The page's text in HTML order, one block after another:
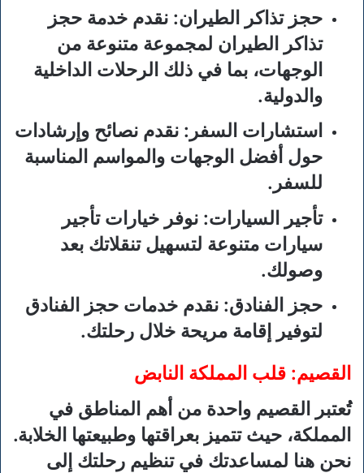
حجز تذاكر الطيران: نقدم خدمة حجز
تذاكر الطيران لمجموعة متنوعة من
الوجهات، بما في ذلك الرحلات الداخلية
والدولية.
استشارات السفر : نقدم نصائح وإرشادات
حول أفضل الوجهات والمواسم المناسبة
للسفر.
تأجير السيارات: نوفر خيارات تأجير
سيارات متنوعة لتسهيل تنقلاتك بعد
وصولك.
حجز الفنادق: نقدم خدمات حجز الفنادق
لتوفير إقامة مريحة خلال رحلتك.
القصيم: قلب المملكة النابض
تُعتبر القصيم واحدة من أهم المناطق في
المملكة، حيث تتميز بعراقتها وطبيعتها الخلابة.
نحن هنا لمساعدتك في تنظيم رحلتك إلى